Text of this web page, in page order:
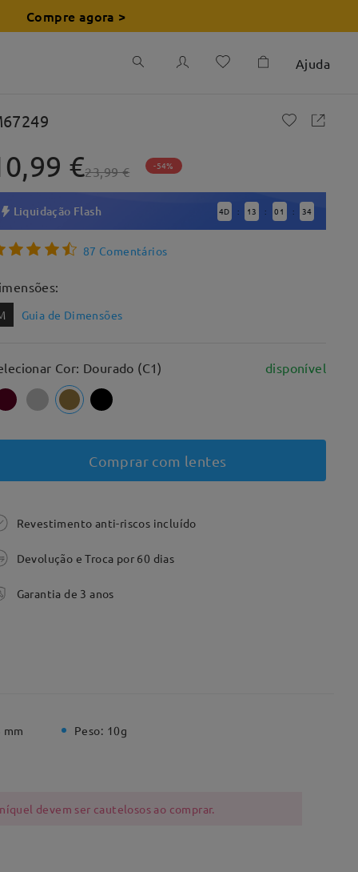
Compre agora >
Ajuda
€23,99 € -54%
Liquidação Flash 4D : 13 : 01 : 32
87 Comentários
Guia de Dimensões
Cor: Dourado (C1) disponível
Comprar com lentes
Revestimento anti-riscos incluído
Devolução e Troca por 60 dias
Garantia de 3 anos
mm Peso: 10g
devem ser cautelosos ao comprar.